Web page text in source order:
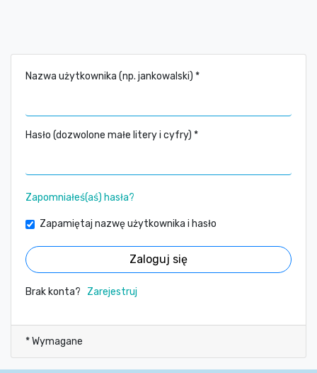
Nazwa użytkownika (np. jankowalski) *
Hasło (dozwolone małe litery i cyfry) *
Zapomniałeś(aś) hasła?
Zapamiętaj nazwę użytkownika i hasło
Zaloguj się
Brak konta? Zarejestruj
* Wymagane